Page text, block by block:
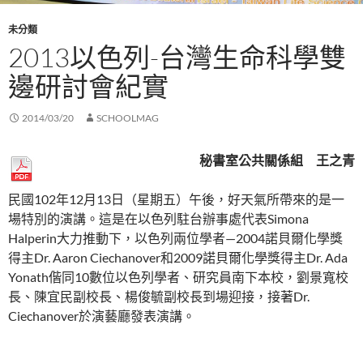
未分類
2013以色列-台灣生命科學雙
邊研討會紀實
2014/03/20 SCHOOLMAG
秘書室公共關係組 王之青
民國102年12月13日（星期五）午後，好天氣所帶來的是一
場特別的演講。這是在以色列駐台辦事處代表Simona
Halperin大力推動下，以色列兩位學者—2004諾貝爾化學獎
得主Dr. Aaron Ciechanover和2009諾貝爾化學獎得主Dr. Ada
Yonath偕同10數位以色列學者、研究員南下本校，劉景寬校
長、陳宜民副校長、楊俊毓副校長到場迎接，接著Dr.
Ciechanover於演藝廳發表演講。